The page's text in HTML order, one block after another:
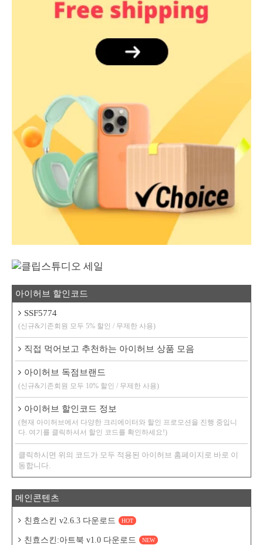
아이허브 할인코드
SSF5774
(신규&기존회원 모두 5% 할인 / 무제한 사용)
직접 먹어보고 추천하는 아이허브 상품 모음
아이허브 독점브랜드
(신규&기존회원 모두 10% 할인 / 무제한 사용)
아이허브 할인코드 정보
(현재 아이허브에서 다양한 크리에이터와 할인 프로모션을 진행 중입니
다. 여기를 클릭하셔서 할인 코드를 확인하세요!)
클릭하시면 위의 코드가 모두 적용된 아이허브 홈페이지로 바로 이
동합니다.
메인콘텐츠
친효스킨 v2.6.3 다운로드 HOT
친효스킨:아트북 v1.0 다운로드 NEW